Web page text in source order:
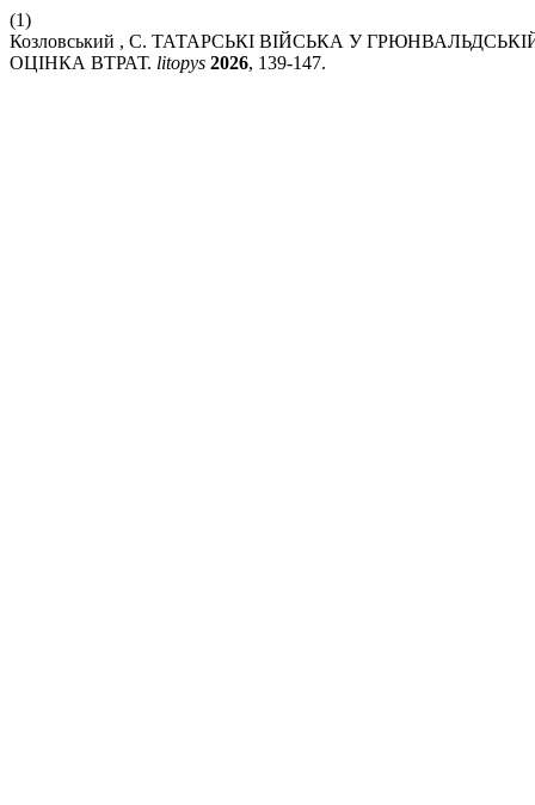
(1)
Козловський , С. ТАТАРСЬКІ ВІЙСЬКА У
ОЦІНКА ВТРАТ. litopys 2026, 139-147.